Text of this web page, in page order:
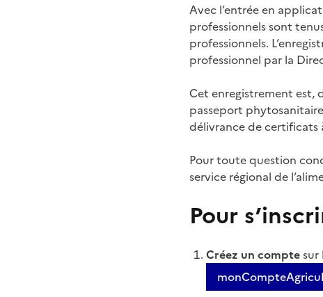
Avec l’entrée en
professionnels sont
professionnels.
professionnel par la
Cet enregistrement est,
passeport
délivrance de certificats
Pour toute question
service régional de
Pour
Créez un comptesur